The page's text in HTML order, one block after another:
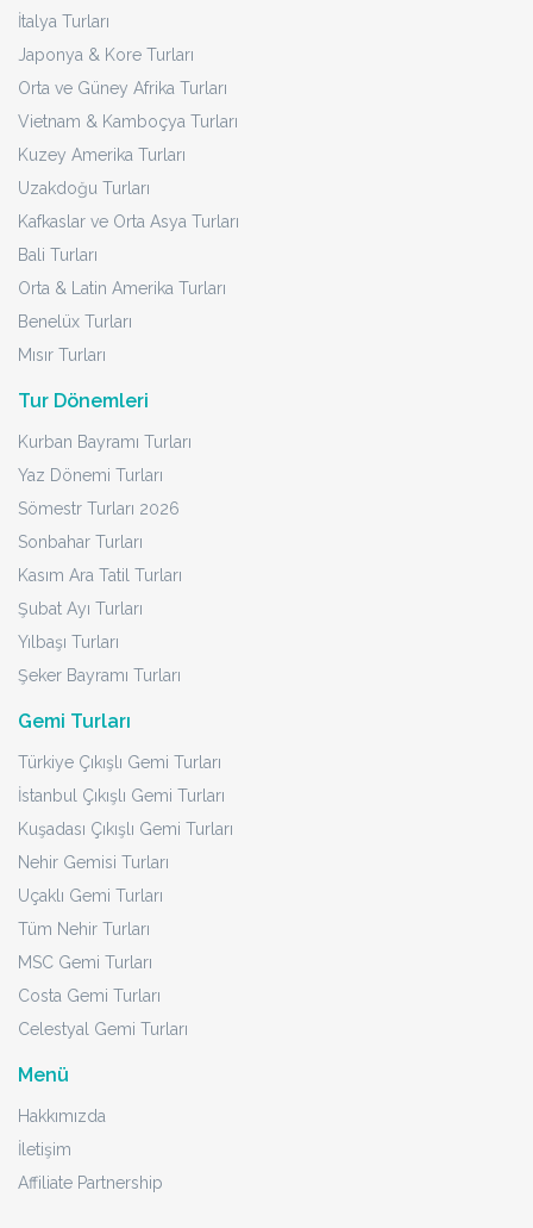
İtalya Turları
Japonya & Kore Turları
Orta ve Güney Afrika Turları
Vietnam & Kamboçya Turları
Kuzey Amerika Turları
Uzakdoğu Turları
Kafkaslar ve Orta Asya Turları
Bali Turları
Orta & Latin Amerika Turları
Benelüx Turları
Mısır Turları
Tur Dönemleri
Kurban Bayramı Turları
Yaz Dönemi Turları
Sömestr Turları 2026
Sonbahar Turları
Kasım Ara Tatil Turları
Şubat Ayı Turları
Yılbaşı Turları
Şeker Bayramı Turları
Gemi Turları
Türkiye Çıkışlı Gemi Turları
İstanbul Çıkışlı Gemi Turları
Kuşadası Çıkışlı Gemi Turları
Nehir Gemisi Turları
Uçaklı Gemi Turları
Tüm Nehir Turları
MSC Gemi Turları
Costa Gemi Turları
Celestyal Gemi Turları
Menü
Hakkımızda
İletişim
Affiliate Partnership